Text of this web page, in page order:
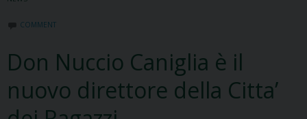
COMMENT
Don Nuccio Caniglia è il
nuovo direttore della Citta’